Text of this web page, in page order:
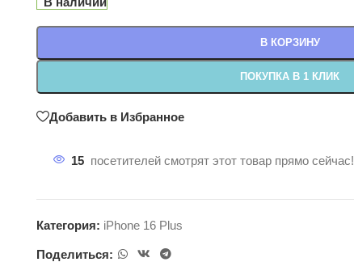
В КОРЗИНУ
ПОКУПКА В 1 КЛИК
Добавить в Избранное
15 посетителей смотрят этот товар прямо сейчас!
Категория: iPhone 16 Plus
Поделиться: